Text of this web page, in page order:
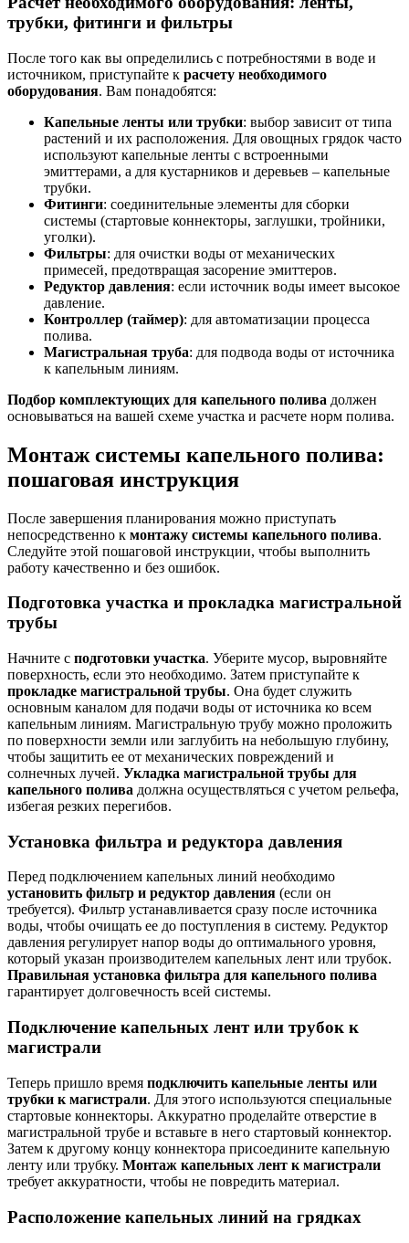
трубки, фитинги и фильтры
После того как вы определились с потребностями в воде и
источником, приступайте к расчету необходимого
оборудования. Вам понадобятся:
Капельные ленты или трубки: выбор зависит от типа
растений и их расположения. Для овощных грядок часто
используют капельные ленты с встроенными
эмиттерами, а для кустарников и деревьев – капельные
трубки.
Фитинги: соединительные элементы для сборки
системы (стартовые коннекторы, заглушки, тройники,
уголки).
Фильтры: для очистки воды от механических
примесей, предотвращая засорение эмиттеров.
Редуктор давления: если источник воды имеет высокое
давление.
Контроллер (таймер): для автоматизации процесса
полива.
Магистральная труба: для подвода воды от источника
к капельным линиям.
Подбор комплектующих для капельного полива должен
основываться на вашей схеме участка и расчете норм полива.
Монтаж системы капельного полива:
пошаговая инструкция
После завершения планирования можно приступать
непосредственно к монтажу системы капельного полива.
Следуйте этой пошаговой инструкции, чтобы выполнить
работу качественно и без ошибок.
Подготовка участка и прокладка магистральной
трубы
Начните с подготовки участка. Уберите мусор, выровняйте
поверхность, если это необходимо. Затем приступайте к
прокладке магистральной трубы. Она будет служить
основным каналом для подачи воды от источника ко всем
капельным линиям. Магистральную трубу можно проложить
по поверхности земли или заглубить на небольшую глубину,
чтобы защитить ее от механических повреждений и
солнечных лучей. Укладка магистральной трубы для
капельного полива должна осуществляться с учетом рельефа,
избегая резких перегибов.
Установка фильтра и редуктора давления
Перед подключением капельных линий необходимо
установить фильтр и редуктор давления (если он
требуется). Фильтр устанавливается сразу после источника
воды, чтобы очищать ее до поступления в систему. Редуктор
давления регулирует напор воды до оптимального уровня,
который указан производителем капельных лент или трубок.
Правильная установка фильтра для капельного полива
гарантирует долговечность всей системы.
Подключение капельных лент или трубок к
магистрали
Теперь пришло время подключить капельные ленты или
трубки к магистрали. Для этого используются специальные
стартовые коннекторы. Аккуратно проделайте отверстие в
магистральной трубе и вставьте в него стартовый коннектор.
Затем к другому концу коннектора присоедините капельную
ленту или трубку. Монтаж капельных лент к магистрали
требует аккуратности, чтобы не повредить материал.
Расположение капельных линий на грядках